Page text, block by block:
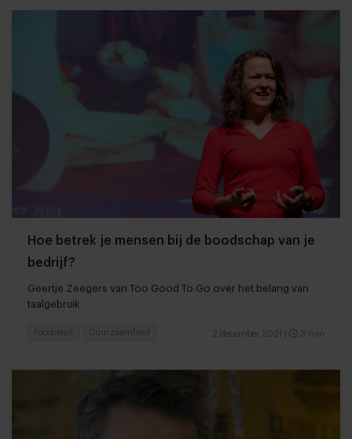
Hoe betrek je mensen bij de boodschap van je
bedrijf?
Geertje Zeegers van Too Good To Go over het belang van
taalgebruik
2 december 2021 3 min
Foodretail Duurzaamheid